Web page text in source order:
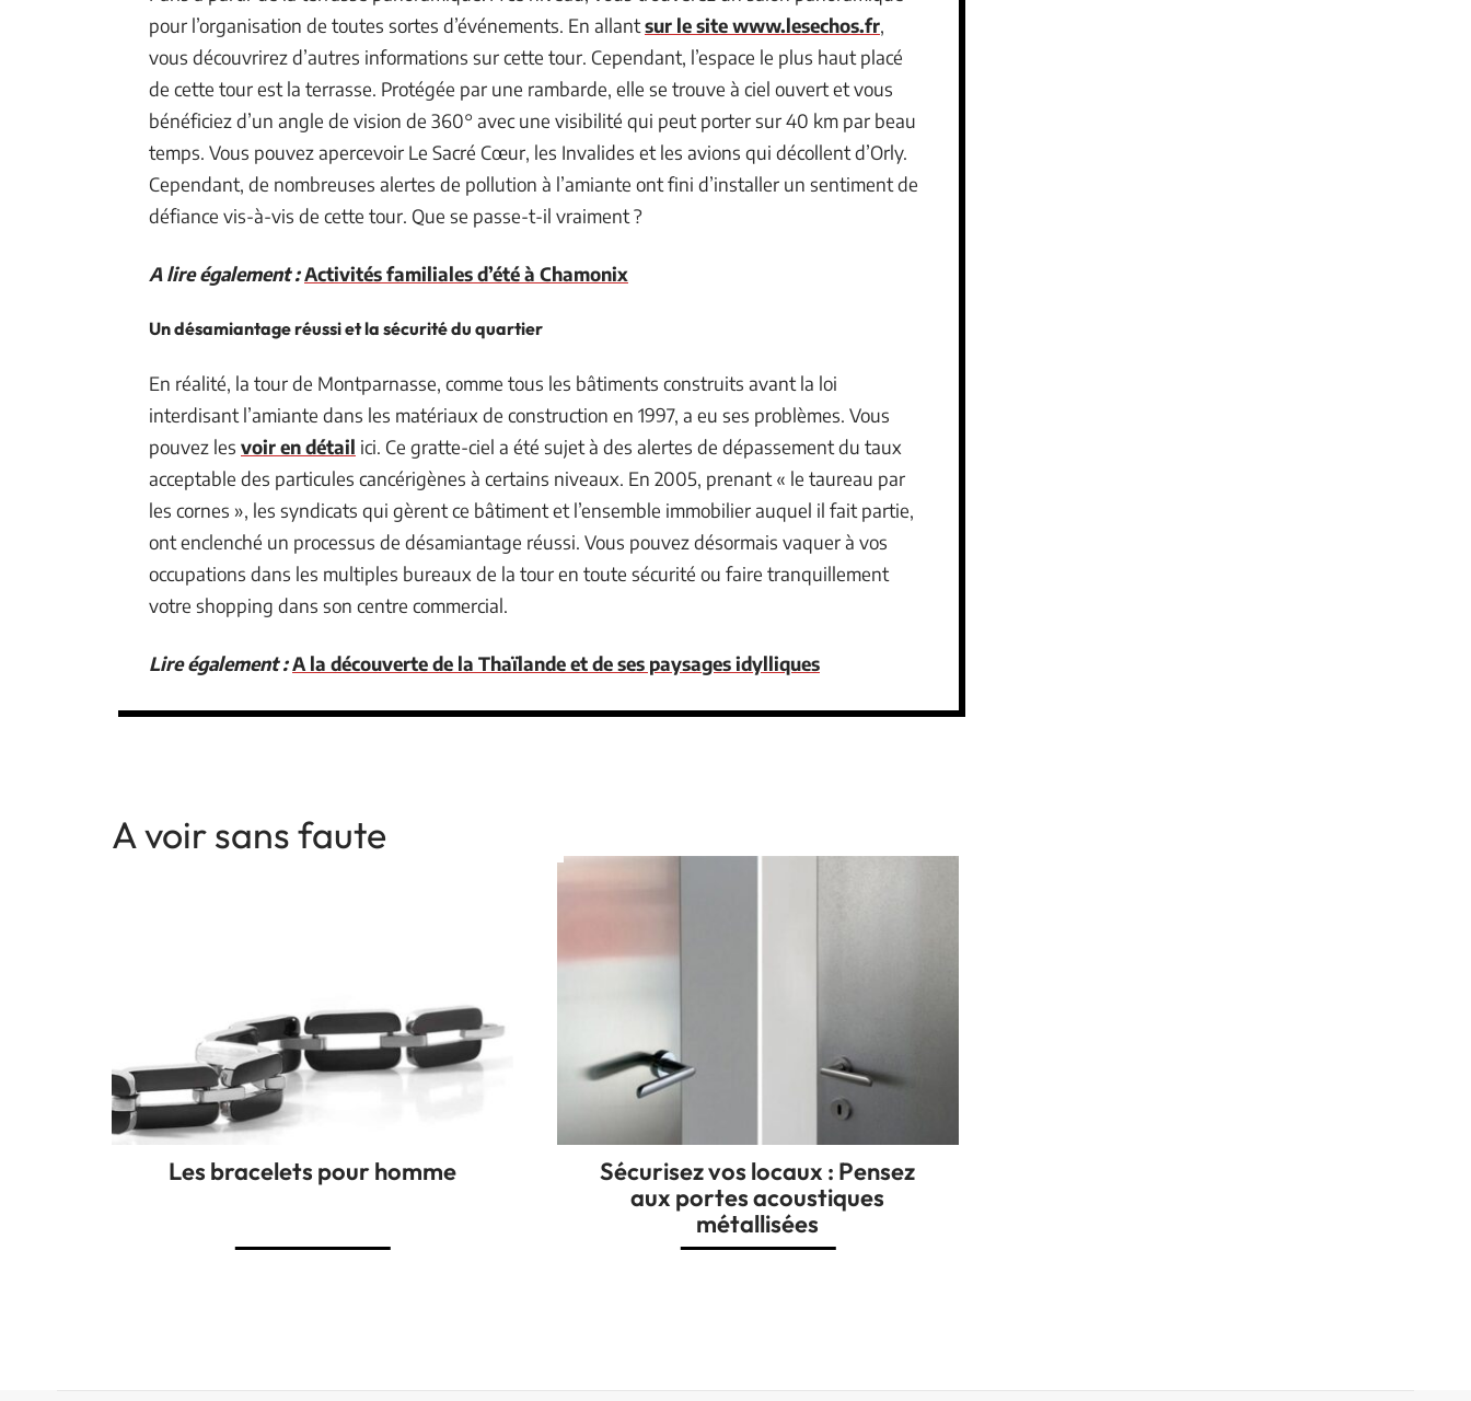
pour l’organisation de toutes sortes d’événements. En allantsur le site www.lesechos.fr,
vous découvrirez d’autres informations sur cette tour. Cependant, l’espace le plus haut placé
de cette tour est la terrasse. Protégée par une rambarde, elle se trouve à ciel ouvert et vous
bénéficiez d’un angle de vision de 360° avec une visibilité qui peut porter sur 40 km par beau
temps. Vous pouvez apercevoir Le Sacré Cœur, les Invalides et les avions qui décollent d’Orly.
Cependant, de nombreuses alertes de pollution à l’amiante ont fini d’installer un sentiment de
défiance vis-à-vis de cette tour. Que se passe-t-il vraiment ?
A lire également :Activités familiales d’été à Chamonix
Un désamiantage réussi et la sécurité du quartier
En réalité, la tour de Montparnasse, comme tous les bâtiments construits avant la loi
interdisant l’amiante dans les matériaux de construction en 1997, a eu ses problèmes. Vous
pouvez les voir en détail ici. Ce gratte-ciel a été sujet à des alertes de dépassement du taux
acceptable des particules cancérigènes à certains niveaux. En 2005, prenant « le taureau par
les cornes », les syndicats qui gèrent ce bâtiment et l’ensemble immobilier auquel il fait partie,
ont enclenché un processus de désamiantage réussi. Vous pouvez désormais vaquer à vos
occupations dans les multiples bureaux de la tour en toute sécurité ou faire tranquillement
votre shopping dans son centre commercial.
Lire également :A la découverte de la Thaïlande et de ses paysages idylliques
A voir sans faute
Les bracelets pour homme
Sécurisez vos locaux : Pensez
aux portes acoustiques
métallisées